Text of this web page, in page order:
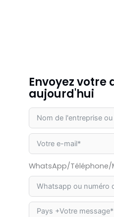
Envoyez votre
aujourd'hui
WhatsApp/Téléphone/